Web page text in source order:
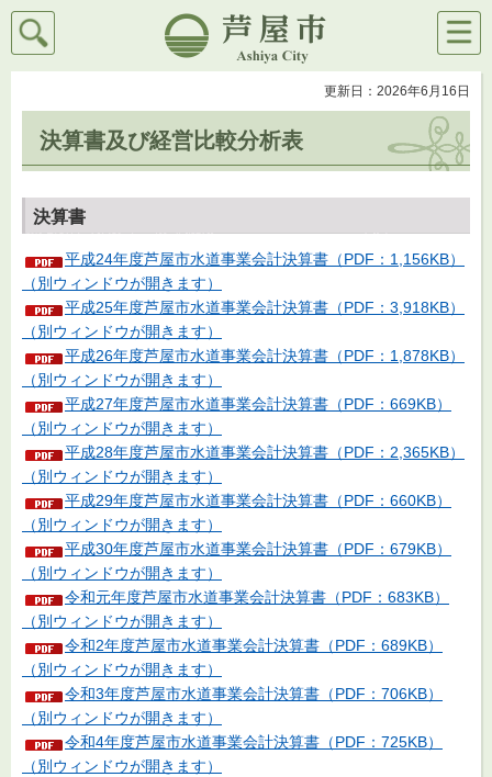
芦屋市
検索
メニ
ュー
更新日：2026年6月16日
決算書及び経営比較分析表
決算書
平成24年度芦屋市水道事業会計決算書（PDF：1,156KB）
（別ウィンドウが開きます）
平成25年度芦屋市水道事業会計決算書（PDF：3,918KB）
（別ウィンドウが開きます）
平成26年度芦屋市水道事業会計決算書（PDF：1,878KB）
（別ウィンドウが開きます）
平成27年度芦屋市水道事業会計決算書（PDF：669KB）
（別ウィンドウが開きます）
平成28年度芦屋市水道事業会計決算書（PDF：2,365KB）
（別ウィンドウが開きます）
平成29年度芦屋市水道事業会計決算書（PDF：660KB）
（別ウィンドウが開きます）
平成30年度芦屋市水道事業会計決算書（PDF：679KB）
（別ウィンドウが開きます）
令和元年度芦屋市水道事業会計決算書（PDF：683KB）
（別ウィンドウが開きます）
令和2年度芦屋市水道事業会計決算書（PDF：689KB）
（別ウィンドウが開きます）
令和3年度芦屋市水道事業会計決算書（PDF：706KB）
（別ウィンドウが開きます）
令和4年度芦屋市水道事業会計決算書（PDF：725KB）
（別ウィンドウが開きます）